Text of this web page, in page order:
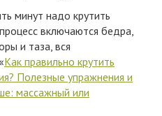
минут надо крутить
включаются бедра,
и таза, вся
Как правильно крутить
Полезные упражнения и
массажный или